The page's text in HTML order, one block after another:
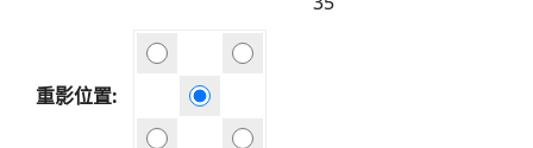
重影位置